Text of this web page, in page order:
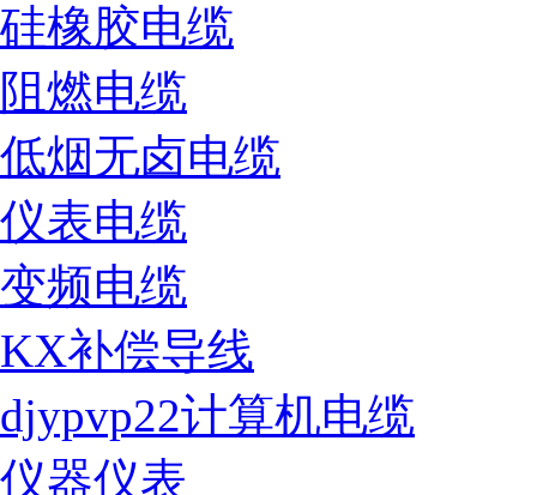
硅橡胶电缆
阻燃电缆
低烟无卤电缆
仪表电缆
变频电缆
KX补偿导线
djypvp22计算机电缆
仪器仪表